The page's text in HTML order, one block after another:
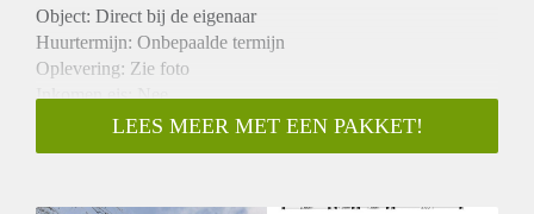
Object: Direct bij de eigenaar
Huurtermijn: Onbepaalde termijn
Oplevering: Zie foto
Inkomen eis: Nee
Garantiestelling mogelijk: Nee
Borg: 1 Maand
LEES MEER MET EEN PAKKET!